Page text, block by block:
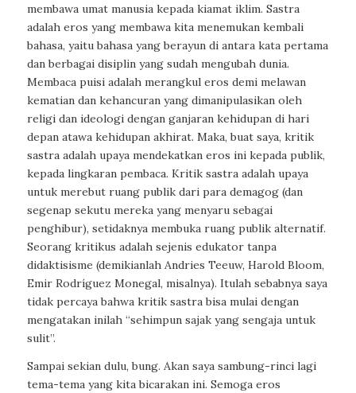
membawa umat manusia kepada kiamat iklim. Sastra
adalah eros yang membawa kita menemukan kembali
bahasa, yaitu bahasa yang berayun di antara kata pertama
dan berbagai disiplin yang sudah mengubah dunia.
Membaca puisi adalah merangkul eros demi melawan
kematian dan kehancuran yang dimanipulasikan oleh
religi dan ideologi dengan ganjaran kehidupan di hari
depan atawa kehidupan akhirat. Maka, buat saya, kritik
sastra adalah upaya mendekatkan eros ini kepada publik,
kepada lingkaran pembaca. Kritik sastra adalah upaya
untuk merebut ruang publik dari para demagog (dan
segenap sekutu mereka yang menyaru sebagai
penghibur), setidaknya membuka ruang publik alternatif.
Seorang kritikus adalah sejenis edukator tanpa
didaktisisme (demikianlah Andries Teeuw, Harold Bloom,
Emir Rodríguez Monegal, misalnya). Itulah sebabnya saya
tidak percaya bahwa kritik sastra bisa mulai dengan
mengatakan inilah “sehimpun sajak yang sengaja untuk
sulit”.
Sampai sekian dulu, bung. Akan saya sambung-rinci lagi
tema-tema yang kita bicarakan ini. Semoga eros